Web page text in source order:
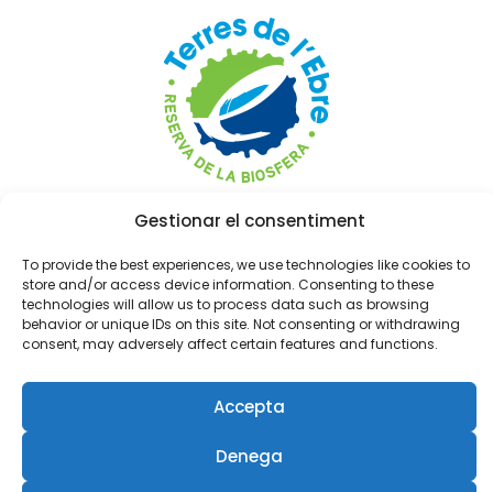
Gestionar el consentiment
To provide the best experiences, we use technologies like cookies to
store and/or access device information. Consenting to these
technologies will allow us to process data such as browsing
behavior or unique IDs on this site. Not consenting or withdrawing
consent, may adversely affect certain features and functions.
Accepta
Denega
Plàncton Diving és l’única empresa de
Reserva de la Biosfera de les Terres de
l’Ebre(RBTE).
Saber-ne més